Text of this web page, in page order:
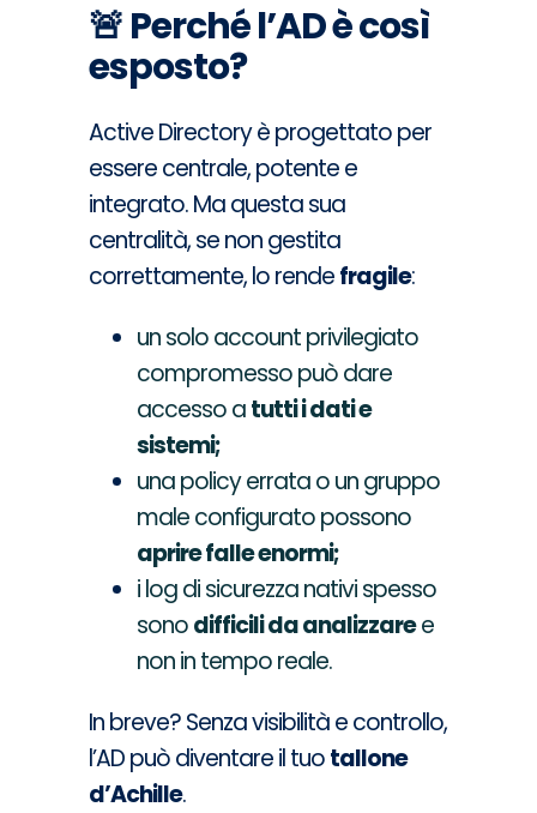
🚨Perché l’AD è così
esposto?
Active Directory è progettato per
essere centrale, potente e
integrato. Ma questa sua
centralità, se non gestita
correttamente, lo rendefragile:
un solo account privilegiato
compromesso può dare
accesso atutti i dati e
sistemi;
una policy errata o un gruppo
male configurato possono
aprire falle enormi;
i log di sicurezza nativi spesso
sonodifficili da analizzaree
non in tempo reale.
In breve? Senza visibilità e controllo,
l’AD può diventare il tuotallone
d’Achille.